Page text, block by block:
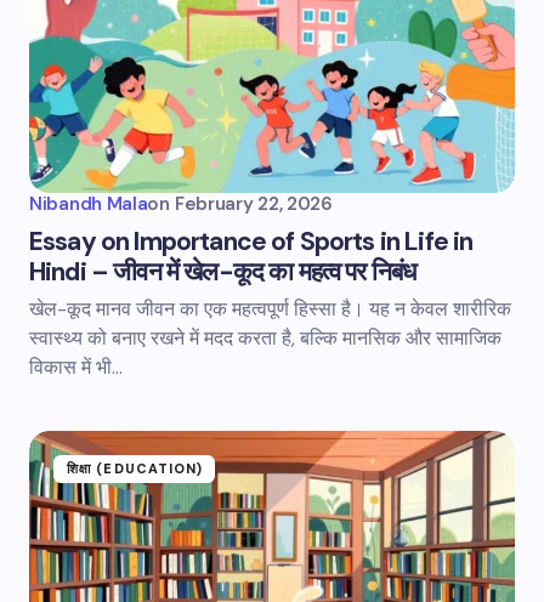
Nibandh Malaon February 22, 2026
Essay on Importance of Sports in Life in
Hindi – जीवन में खेल-कूद का महत्व पर निबंध
खेल-कूद मानव जीवन का एक महत्वपूर्ण हिस्सा है। यह न केवल शारीरिक
स्वास्थ्य को बनाए रखने में मदद करता है, बल्कि मानसिक और सामाजिक
विकास में भी…
शिक्षा (EDUCATION)